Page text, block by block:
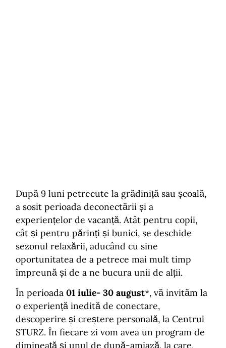
După 9 luni petrecute la grădiniță sau școală,
a sosit perioada deconectării și a
experiențelor de vacanță. Atât pentru copii,
cât și pentru părinți și bunici, se deschide
sezonul relaxării, aducând cu sine
oportunitatea de a petrece mai mult timp
împreună și de a ne bucura unii de alții.
În perioada01 iulie- 30 august*, vă invităm la
o experiență inedită de conectare,
descoperire și creștere personală, la Centrul
STURZ. În fiecare zi vom avea un program de
dimineață și unul de după-amiază, la care,